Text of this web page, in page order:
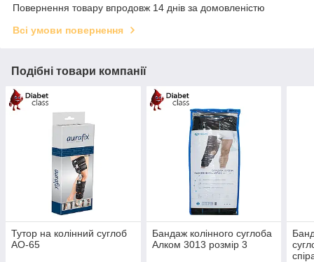
Повернення товару впродовж 14 днів за домовленістю
Всі умови повернення
Подібні товари компанії
Тутор на колінний суглоб
AO-65
Бандаж колінного суглоба
Алком 3013 розмір 3